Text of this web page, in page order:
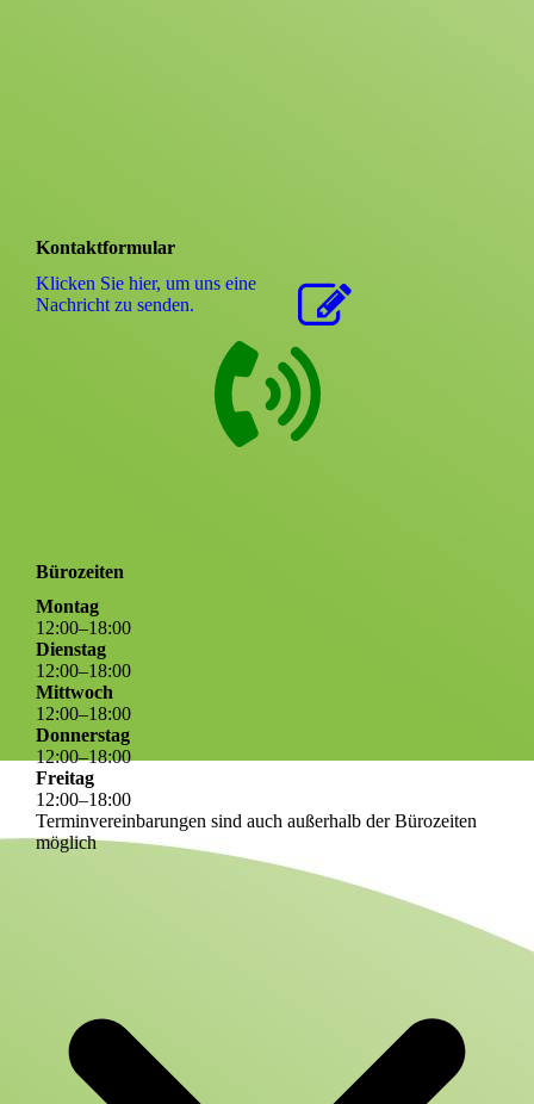
Kontaktformular
Klicken Sie hier, um uns eine
Nachricht zu senden.
Bürozeiten
Montag
12:00–18:00
Dienstag
12:00–18:00
Mittwoch
12:00–18:00
Donnerstag
12:00–18:00
Freitag
12:00–18:00
Terminvereinbarungen sind auch außerhalb der Bürozeiten
möglich